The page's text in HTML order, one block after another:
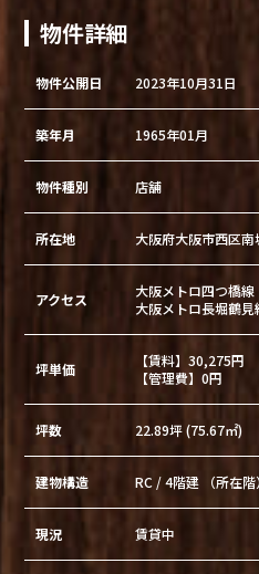
物件詳細
物件公開日 2023年10月31日
築年月 1965年01月
物件種別 店舗
所在地 大阪府大阪市西区南
アクセス
大阪メトロ四つ橋
大阪メトロ長堀鶴
坪単価
【賃料】30,275円
【管理費】0円
坪数 22.89坪 (75.67㎡)
建物構造 RC / 4階建 （所在
現況 賃貸中